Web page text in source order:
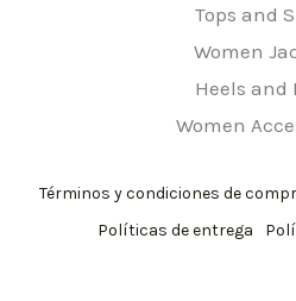
Tops and
Women
Heels and
Women
Términos y condiciones de
Políticas de entrega